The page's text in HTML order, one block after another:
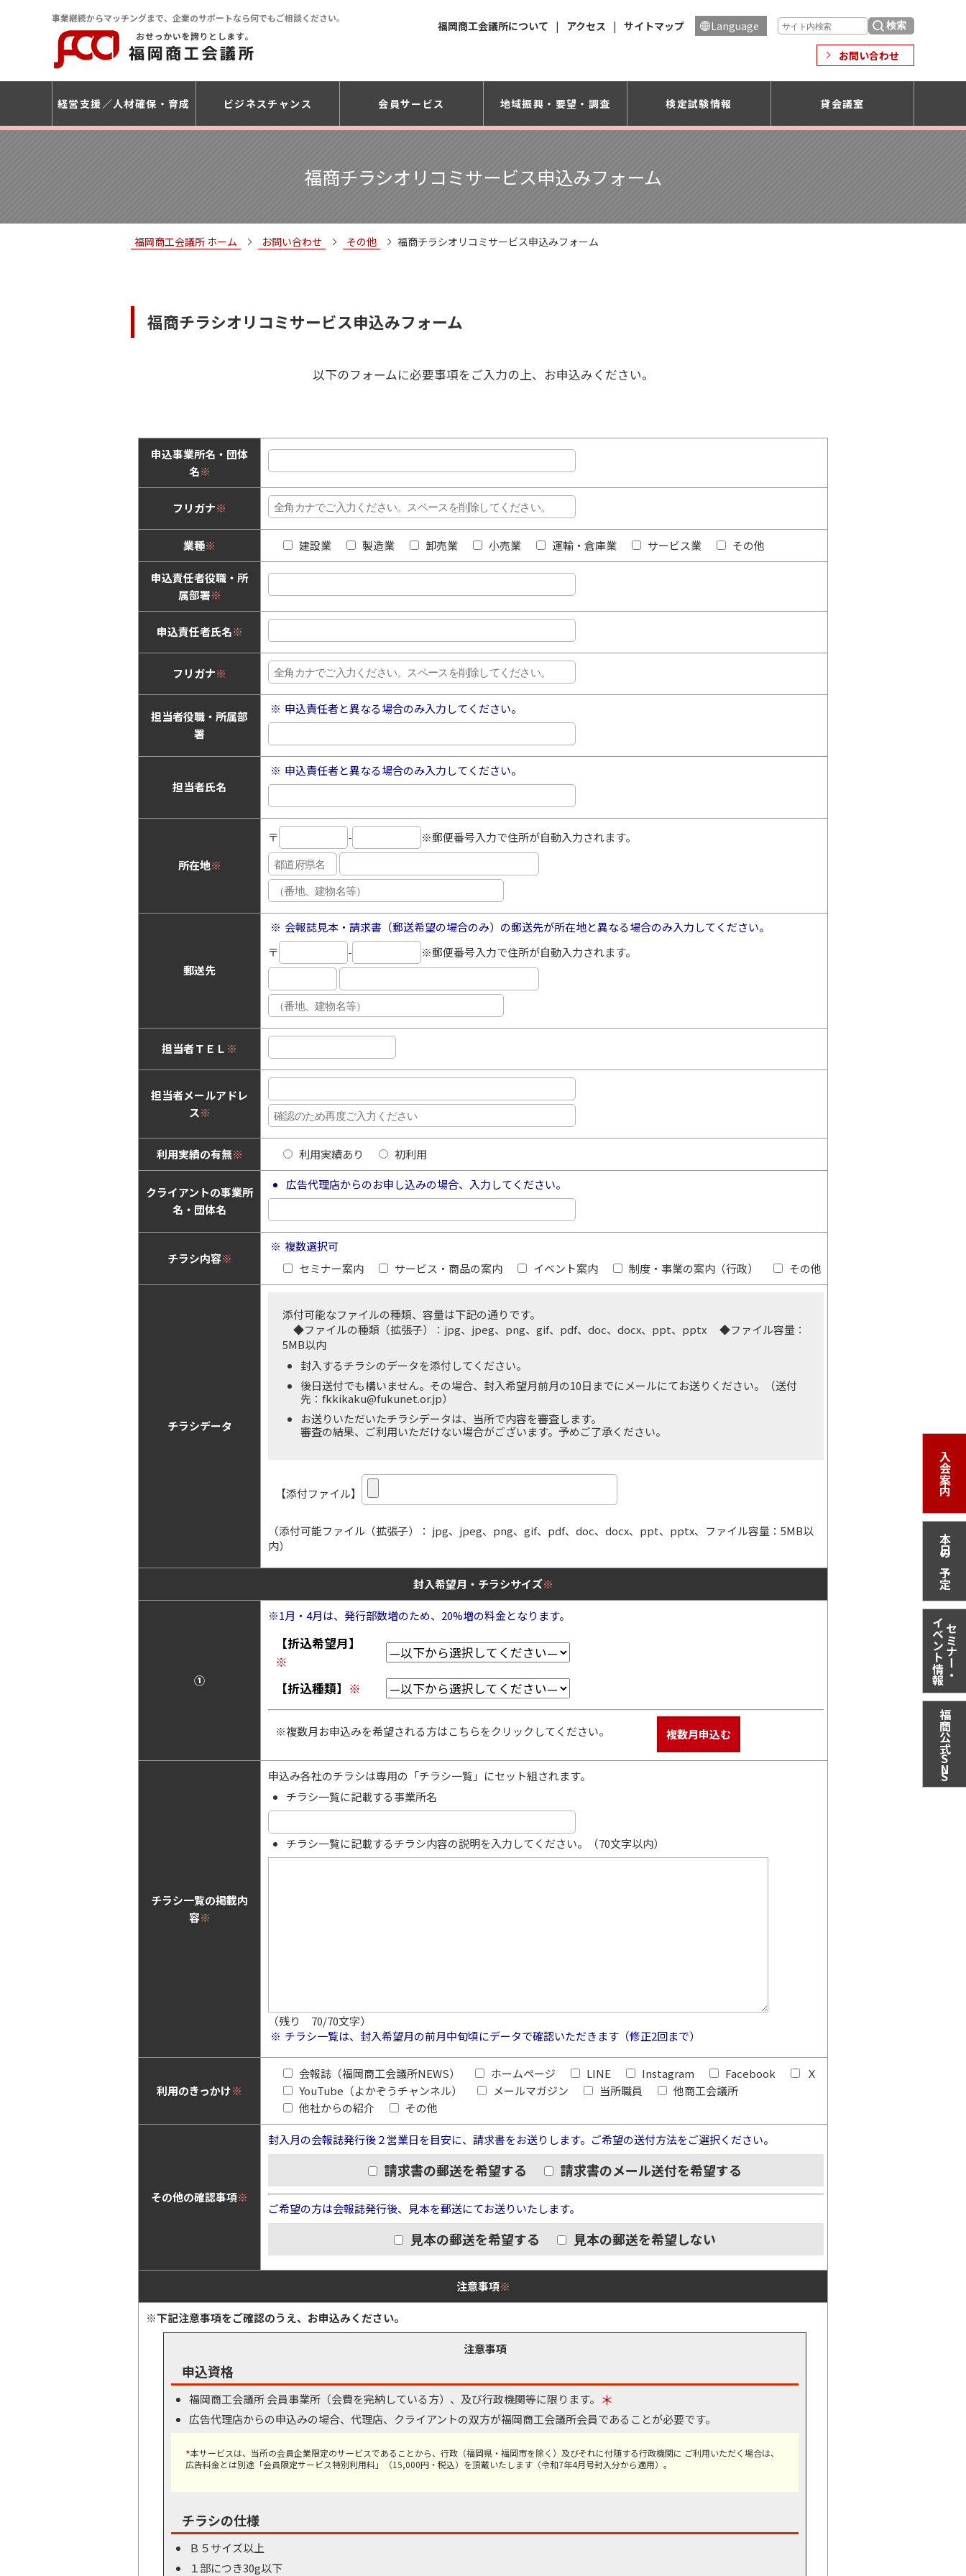
事業継続からマッチングまで、企業のサポートなら何でもご相談ください。
福岡商工会議所について アクセス サイトマップ Language
お問い合わせ
経営支援 人材確保・育成 ビジネスチャンス 会員サービス 地域振興・ 要望・調査 検定試験情報 貸会議室
入会案内
本日の予定
セミナー・
イベント情報
福商公式
S
N
S
福商チラシオリコミサービス申込みフォーム
福岡商工会議所 ホーム お問い合わせ その他 福商チラシオリコミサービス申込みフォーム
福商チラシオリコミサービス申込みフォーム
以下のフォームに必要事項をご入力の上、お申込みください。
申込事業所名・団体
名※
フリガナ※
業種※ 建設業 製造業 卸売業 小売業 運輸・倉庫業 サービス業 その他
申込責任者役職・所
属部署※
申込責任者氏名※
フリガナ※
担当者役職・所属部
署
申込責任者と異なる場合のみ入力してください。
担当者氏名
申込責任者と異なる場合のみ入力してください。
所在地※
〒 - ※郵便番号入力で住所が自動入力されます。
郵送先
会報誌見本・請求書（郵送希望の場合のみ）の郵送先が所在地と異なる場合のみ入力してください。
〒
- ※郵便番号入力で住所が自動入力されます。
担当者ＴＥＬ ※
担当者メールアドレ
ス※
利用実績の有無※ 利用実績あり 初利用
クライアントの事業所
名・団体名
広告代理店からのお申し込みの場合、入力してください。
チラシ内容※
複数選択可
セミナー案内
サービス・商品の案内 イベント案内 制度・事業の案内（行政） その他
チラシデータ
添付可能なファイルの種類、容量は下記の通りです。
◆ファイルの種類（拡張子）：jpg、jpeg、png、gif、pdf、doc、docx、ppt、pptx ◆ファイル容量：
5MB以内
封入するチラシのデータを添付してください。
後日送付でも構いません。その場合、封入希望月前月の10日までにメールにてお送りください。（送付
先：fkkikaku@fukunet.or.jp）
お送りいただいたチラシデータは、当所で内容を審査します。
審査の結果、ご利用いただけない場合がございます。予めご了承ください。
【添付ファイル】
（添付可能ファイル（拡張子）： jpg、jpeg、png、gif、pdf、doc、docx、ppt、pptx、ファイル容量：5MB以
内）
封入希望月・チラシサイズ※
①
※1月・4月は、発行部数増のため、20%増の料金となります。
【折込希望月】
※
【折込種類】 ※
※複数月お申込みを希望される方はこちらをクリックしてください。 複数月申込む
チラシ一覧の掲載内
容※
申込み各社のチラシは専用の「チラシ一覧」にセット組されます。
チラシ一覧に記載する事業所名
チラシ一覧に記載するチラシ内容の説明を入力してください。（70文字以内）
（残り 70/70文字）
チラシ一覧は、封入希望月の前月中旬頃にデータで確認いただきます（修正2回まで）
利用のきっかけ※
会報誌（福岡商工会議所NEWS） ホームページ LINE Instagram Facebook
Ｘ
YouTube（よかぞうチャンネル）
メールマガジン 当所職員
他商工会議所
他社からの紹介
その他
その他の確認事項※
封入月の会報誌発行後２営業日を目安に、請求書をお送りします。ご希望の送付方法をご選択ください。
請求書の郵送を希望する 請求書のメール送付を希望する
ご希望の方は会報誌発行後、見本を郵送にてお送りいたします。
見本の郵送を希望する 見本の郵送を希望しない
注意事項※
※下記注意事項をご確認のうえ、お申込みください。
注意事項
申込資格
福岡商工会議所 会員事業所（会費を完納している方）、及び⾏政機関等に限ります。 ＊
広告代理店からの申込みの場合、代理店、クライアントの双方が福岡商工会議所会員であることが必要です。
*本サービスは、当所の会員企業限定のサービスであることから、行政（福岡県・福岡市を除く）及びそれに付随する行政機関に ご利用いただく場合は、
広告料金とは別途「会員限定サービス特別利用料」（15,000円・税込）を頂戴いたします（令和7年4月号封入分から適用）。
チラシの仕様
Ｂ５サイズ以上
１部につき30g以下